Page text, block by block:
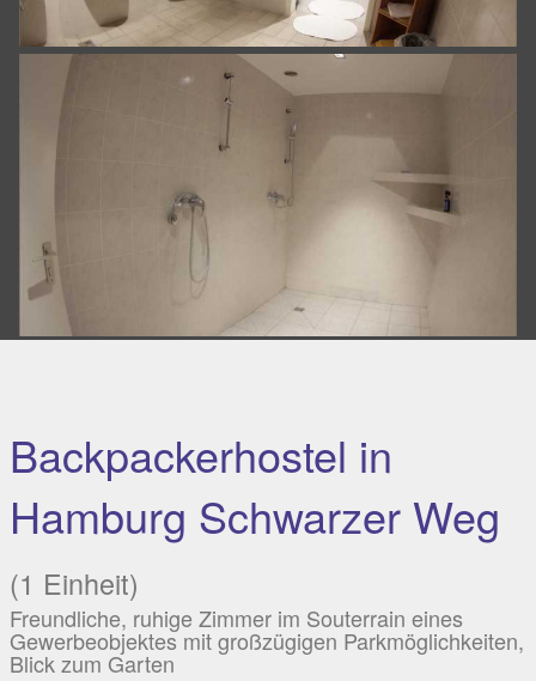
Backpackerhostel in
Hamburg Schwarzer Weg
(1 Einheit)
Freundliche, ruhige Zimmer im Souterrain eines
Gewerbeobjektes mit großzügigen Parkmöglichkeiten,
Blick zum Garten